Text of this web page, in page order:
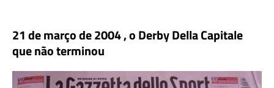
21 de março de 2004 , o Derby Della Capitale
que não terminou